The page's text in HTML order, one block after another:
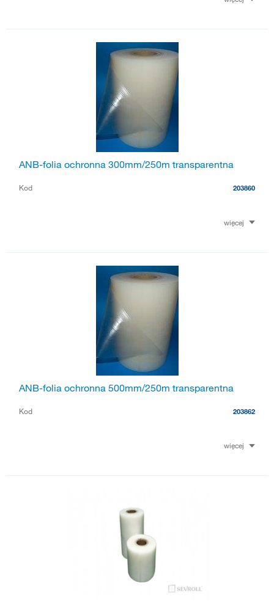
ANB-folia ochronna 300mm/250m transparentna
Kod 203860
więcej
ANB-folia ochronna 500mm/250m transparentna
Kod 203862
więcej